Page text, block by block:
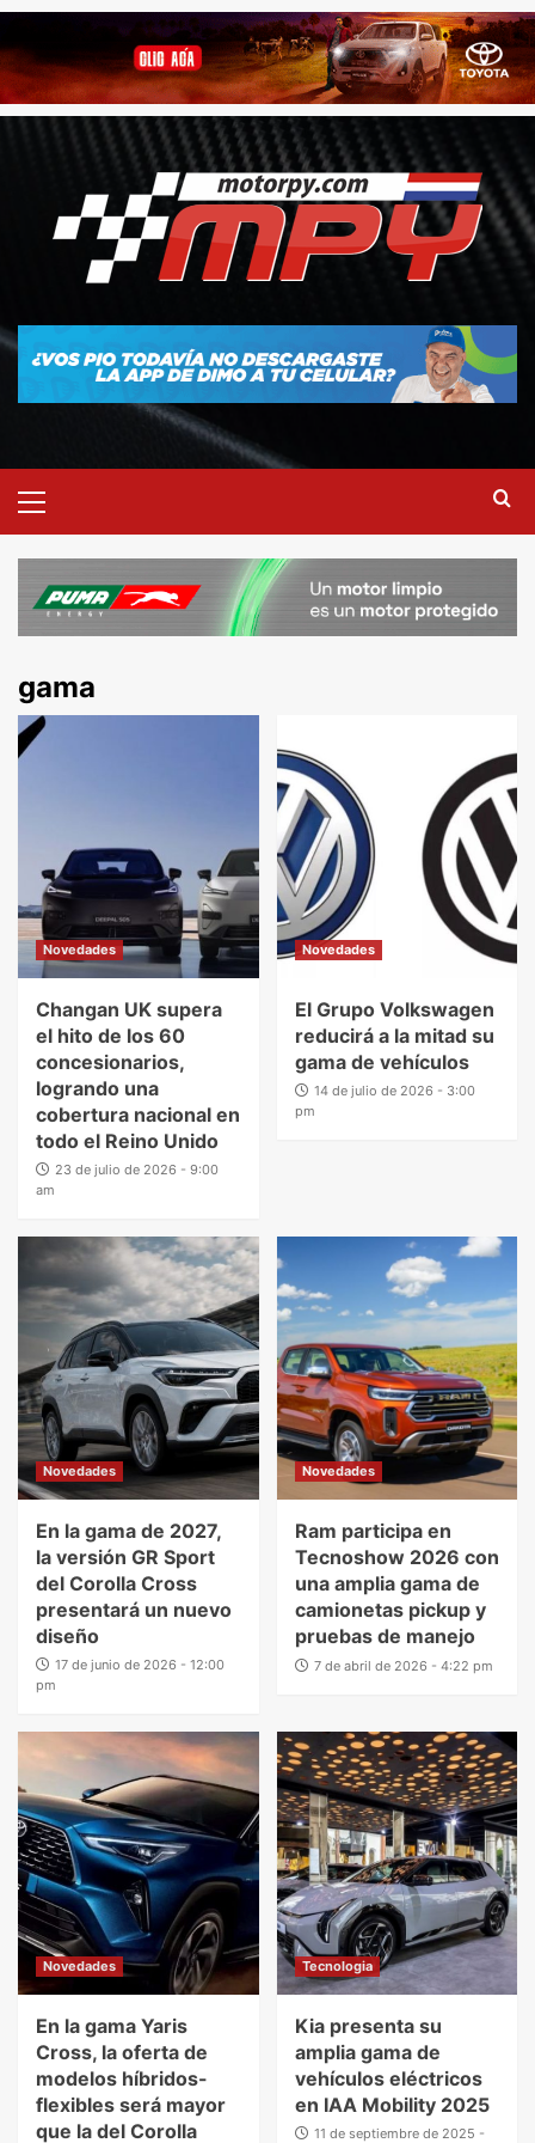
gama
Novedades
Changan UK supera
el hito de los 60
concesionarios,
logrando una
cobertura nacional en
todo el Reino Unido
23 de julio de 2026 - 9:00
am
Novedades
El Grupo Volkswagen
reducirá a la mitad su
gama de vehículos
14 de julio de 2026 - 3:00
pm
Novedades
En la gama de 2027,
la versión GR Sport
del Corolla Cross
presentará un nuevo
diseño
17 de junio de 2026 - 12:00
pm
Novedades
Ram participa en
Tecnoshow 2026 con
una amplia gama de
camionetas pickup y
pruebas de manejo
7 de abril de 2026 - 4:22 pm
Novedades
En la gama Yaris
Cross, la oferta de
modelos híbridos-
flexibles será mayor
que la del Corolla
Tecnologia
Kia presenta su
amplia gama de
vehículos eléctricos
en IAA Mobility 2025
11 de septiembre de 2025 -